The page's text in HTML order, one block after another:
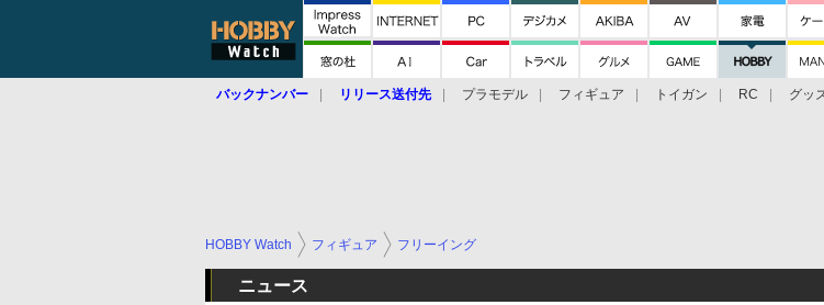
バックナンバー リリース送付先 プラモデル フィギュア トイガン RC グッ
HOBBY Watch フィギュア フリーイング
ニュース